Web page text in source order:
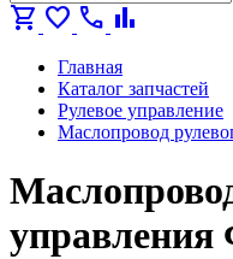
shopping_cart favorite call bar_chart
Главная
Каталог запчастей
Рулевое управление
Маслопровод
управления